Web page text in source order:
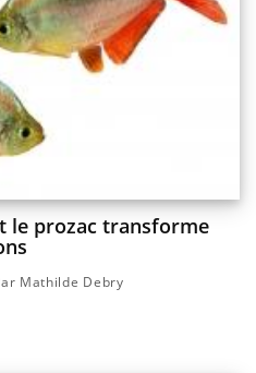
le prozac transforme
Mathilde Debry